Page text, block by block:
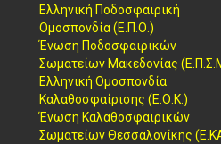
Ελληνική Ποδοσφαιρική
Ομοσπονδία (Ε.Π.Ο.)
Ένωση Ποδοσφαιρικών
Σωματείων Μακεδονίας
Ελληνική Ομοσπονδία
Καλαθοσφαίρισης (Ε.Ο.Κ.)
Ένωση Καλαθοσφαιρικών
Σωματείων Θεσσαλονίκης